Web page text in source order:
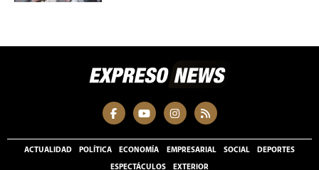
ACTUALIDAD POLÍTICA ECONOMÍA EMPRESARIAL SOCIAL DEPORTES
ESPECTÁCULOS EXTERIOR